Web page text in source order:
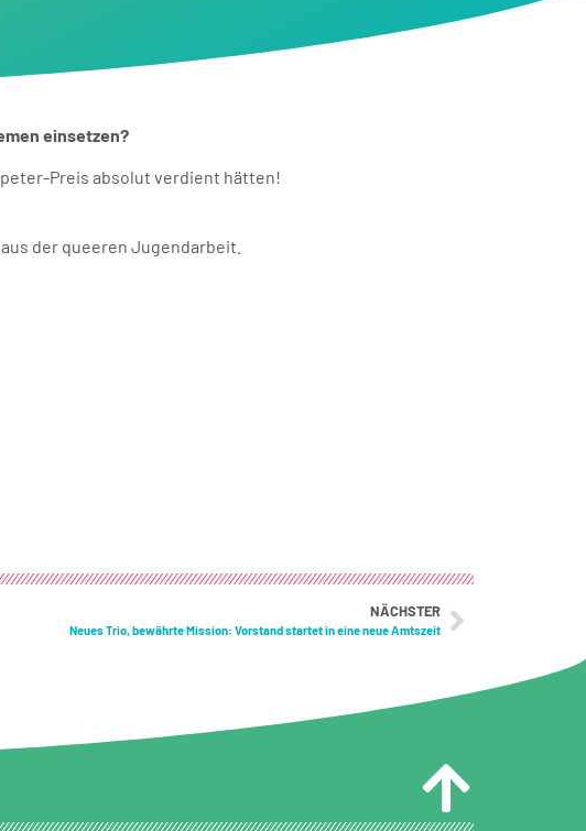
einsetzen?
Preis absolut verdient hätten!
der queeren Jugendarbeit.
NÄCHSTER
Neues Trio, bewährte Mission: Vorstand startet in eine neue Amtszeit